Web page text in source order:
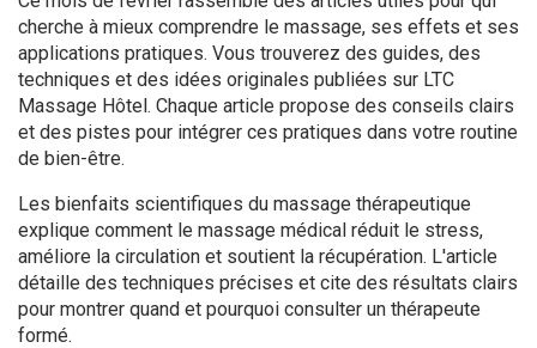
cherche à mieux comprendre le massage, ses effets et ses
applications pratiques. Vous trouverez des guides, des
techniques et des idées originales publiées sur LTC
Massage Hôtel. Chaque article propose des conseils clairs
et des pistes pour intégrer ces pratiques dans votre routine
de bien-être.
Les bienfaits scientifiques du massage thérapeutique
explique comment le massage médical réduit le stress,
améliore la circulation et soutient la récupération. L'article
détaille des techniques précises et cite des résultats clairs
pour montrer quand et pourquoi consulter un thérapeute
formé.